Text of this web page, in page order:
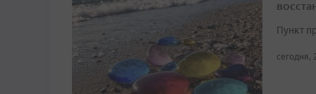
Пункт
сегодня,